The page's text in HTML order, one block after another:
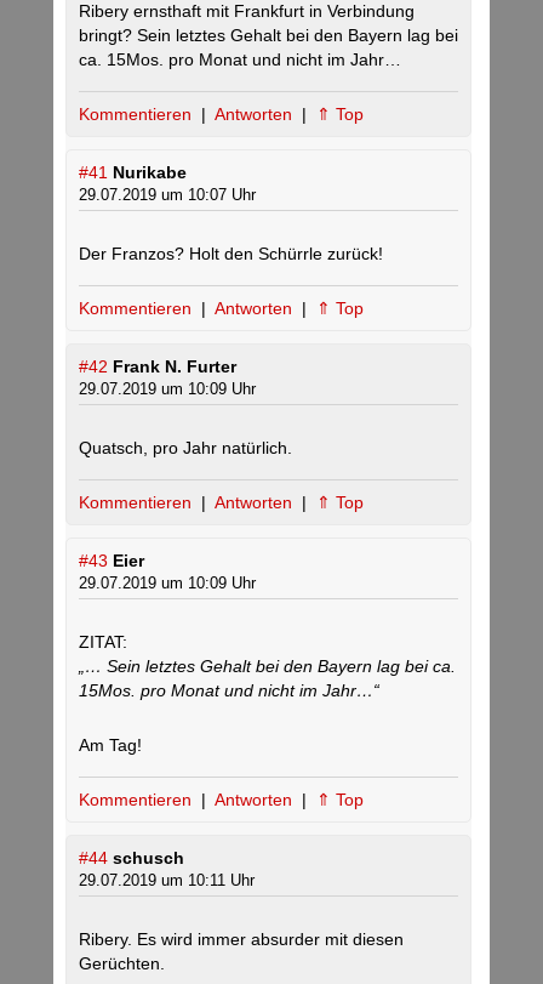
Ribery ernsthaft mit Frankfurt in Verbindung
bringt? Sein letztes Gehalt bei den Bayern lag bei
ca. 15Mos. pro Monat und nicht im Jahr…
Kommentieren | Antworten | ⇑ Top
#41 Nurikabe
29.07.2019 um 10:07 Uhr
Der Franzos? Holt den Schürrle zurück!
Kommentieren | Antworten | ⇑ Top
#42 Frank N. Furter
29.07.2019 um 10:09 Uhr
Quatsch, pro Jahr natürlich.
Kommentieren | Antworten | ⇑ Top
#43 Eier
29.07.2019 um 10:09 Uhr
ZITAT:
„… Sein letztes Gehalt bei den Bayern lag bei ca.
15Mos. pro Monat und nicht im Jahr…“
Am Tag!
Kommentieren | Antworten | ⇑ Top
#44 schusch
29.07.2019 um 10:11 Uhr
Ribery. Es wird immer absurder mit diesen
Gerüchten.